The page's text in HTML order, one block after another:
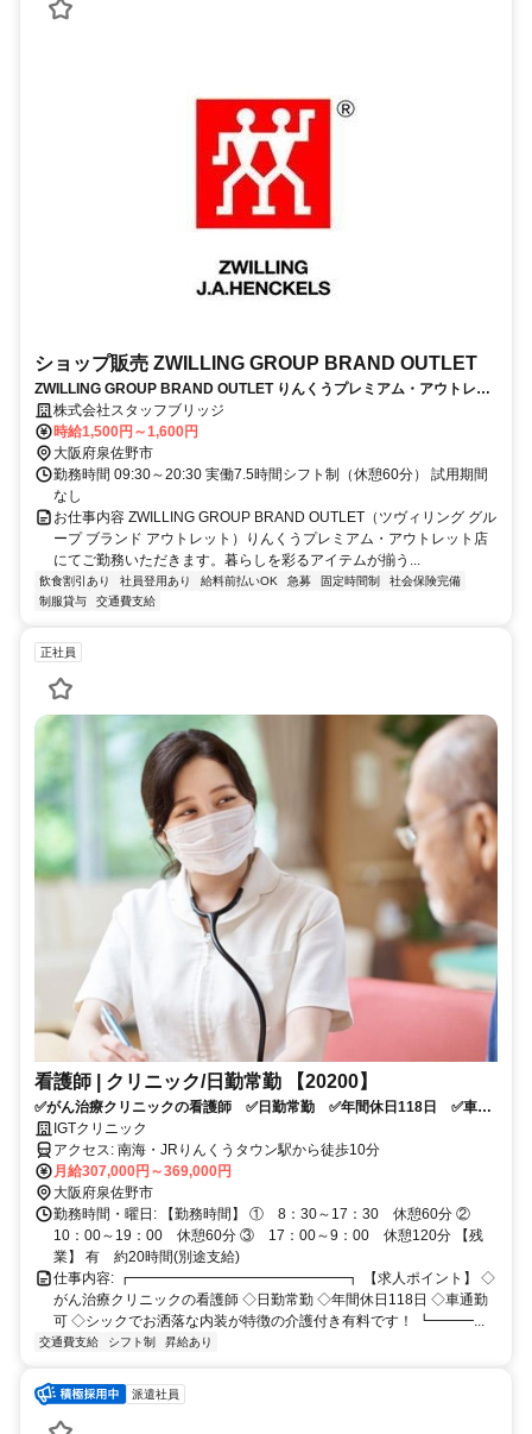
ショップ販売 ZWILLING GROUP BRAND OUTLET
ZWILLING GROUP BRAND OUTLET りんくうプレミアム・アウトレッ
ト店/ショップ販売/20代～30代の登録者比率約85％！/前払い可/急募/泉
佐野市/お仕事No247902
株式会社スタッフブリッジ
時給1,500円～1,600円
大阪府泉佐野市
勤務時間 09:30～20:30 実働7.5時間シフト制（休憩60分） 試用期間
なし
お仕事内容 ZWILLING GROUP BRAND OUTLET（ツヴィリング グル
ープ ブランド アウトレット）りんくうプレミアム・アウトレット店
にてご勤務いただきます。暮らしを彩るアイテムが揃う...
飲食割引あり 社員登用あり 給料前払いOK 急募 固定時間制
社会保険完備
制服貸与
交通費支給
正社員
看護師 | クリニック/日勤常勤 【20200】
✅がん治療クリニックの看護師 ✅日勤常勤 ✅年間休日118日 ✅車通
勤可 ✅シックでお洒落な内装が特徴の介護付き有料です！
IGTクリニック
アクセス: 南海・JRりんくうタウン駅から徒歩10分
月給307,000円～369,000円
大阪府泉佐野市
勤務時間・曜日: 【勤務時間】 ① 8：30～17：30 休憩60分 ②
10：00～19：00 休憩60分 ③ 17：00～9：00 休憩120分 【残
業】 有 約20時間(別途支給)
仕事内容: ┏━━━━━━━━━━━━━━━┓ 【求人ポイント】 ◇
がん治療クリニックの看護師 ◇日勤常勤 ◇年間休日118日 ◇車通勤
可 ◇シックでお洒落な内装が特徴の介護付き有料です！ ┗━━━...
交通費支給 シフト制 昇給あり
派遣社員